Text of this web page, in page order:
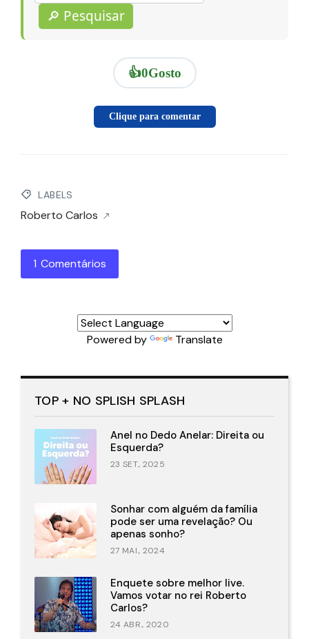
🔎 Pesquisar
👍0Gosto
Clique para comentar
LABELS
Roberto Carlos
1 Comentários
Powered by Translate
TOP + NO SPLISH SPLASH
Anel no Dedo Anelar: Direita ou
Esquerda?
23 SET., 2025
Sonhar com alguém da família
pode ser uma revelação? Ou
apenas sonho?
27 MAI., 2024
Enquete sobre melhor live.
Vamos votar no rei Roberto
Carlos?
24 ABR., 2020